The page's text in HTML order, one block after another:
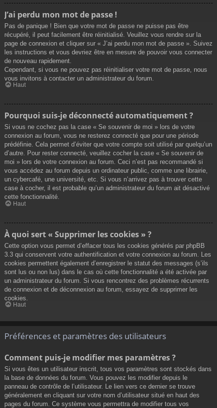
J’ai perdu mon mot de passe !
Pas de panique ! Bien que votre mot de passe ne puisse pas être
récupéré, il peut facilement être réinitialisé. Veuillez vous rendre sur la
page de connexion et cliquer sur « J’ai perdu mon mot de passe ». Suivez
les instructions et vous devriez être en mesure de pouvoir vous connecter
de nouveau rapidement.
Cependant, si vous ne pouvez pas réinitialiser votre mot de passe, nous
vous invitons à contacter un administrateur du forum.
Haut
Pourquoi suis-je déconnecté automatiquement ?
Si vous ne cochez pas la case « Se souvenir de moi » lors de votre
connexion au forum, vous ne resterez connecté que pour une période
prédéfinie. Cela permet d’éviter que votre compte soit utilisé par quelqu’un
d’autre. Pour rester connecté, veuillez cocher la case « Se souvenir de
moi » lors de votre connexion au forum. Ceci n’est pas recommandé si
vous accédez au forum depuis un ordinateur public, comme une librairie,
un cybercafé, une université, etc. Si vous n’arrivez pas à trouver cette
case à cocher, il est probable qu’un administrateur du forum ait désactivé
cette fonctionnalité.
Haut
À quoi sert « Supprimer les cookies » ?
Cette option vous permet d’effacer tous les cookies générés par phpBB
3.3 qui conservent votre authentification et votre connexion au forum. Les
cookies permettent également d’enregistrer le statut des messages (s’ils
sont lus ou non lus) dans le cas où cette fonctionnalité a été activée par
un administrateur du forum. Si vous rencontrez des problèmes récurrents
de connexion et de déconnexion au forum, essayez de supprimer les
cookies.
Haut
Préférences et paramètres des utilisateurs
Comment puis-je modifier mes paramètres ?
Si vous êtes un utilisateur inscrit, tous vos paramètres sont stockés dans
la base de données du forum. Vous pouvez les modifier depuis le
panneau de contrôle de l’utilisateur. Le lien vers ce dernier se trouve
généralement en cliquant sur votre nom d’utilisateur situé en haut des
pages du forum. Ce système vous permettra de modifier tous vos